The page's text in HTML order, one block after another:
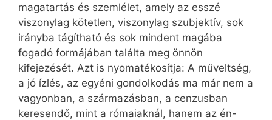
magatartás és szemlélet, amely az esszé
viszonylag kötetlen, viszonylag szubjektív, sok
irányba tágítható és sok mindent magába
fogadó formájában találta meg önnön
kifejezését. Azt is nyomatékosítja: A műveltség,
a jó ízlés, az egyéni gondolkodás ma már nem a
vagyonban, a származásban, a cenzusban
keresendő, mint a rómaiaknál, hanem az én-